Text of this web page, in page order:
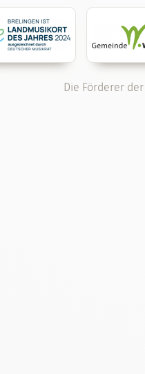
Die Förderer